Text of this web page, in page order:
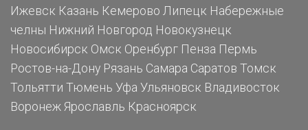
Ижевск Казань Кемерово Липецк Набережные
челны Нижний Новгород Новокузнецк
Новосибирск Омск Оренбург Пенза Пермь
Ростов-на-Дону Рязань Самара Саратов Томск
Тольятти Тюмень Уфа Ульяновск Владивосток
Воронеж Ярославль Красноярск